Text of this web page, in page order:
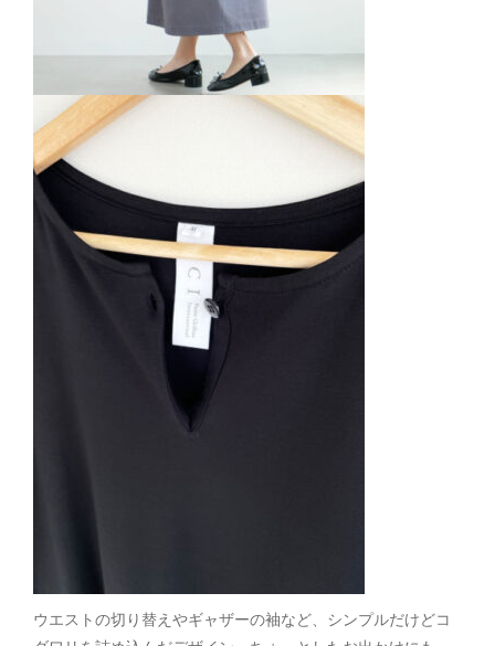
ウエストの切り替えやギャザーの袖など、シンプルだけどコ